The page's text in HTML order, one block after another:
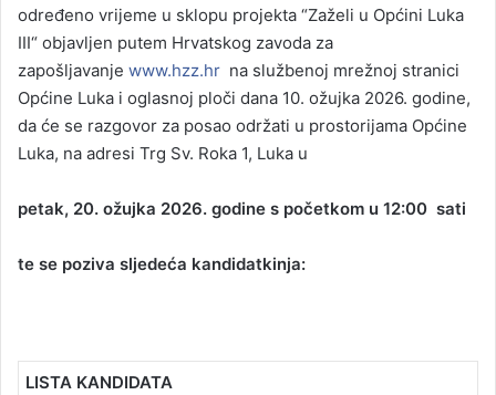
određeno vrijeme u sklopu projekta “Zaželi u Općini Luka
III“ objavljen putem Hrvatskog zavoda za
zapošljavanje www.hzz.hr na službenoj mrežnoj stranici
Općine Luka i oglasnoj ploči dana 10. ožujka 2026. godine,
da će se razgovor za posao održati u prostorijama Općine
Luka, na adresi Trg Sv. Roka 1, Luka u
petak, 20. ožujka 2026. godine s početkom u 12:00 sati
te se poziva sljedeća kandidatkinja:
LISTA KANDIDATA